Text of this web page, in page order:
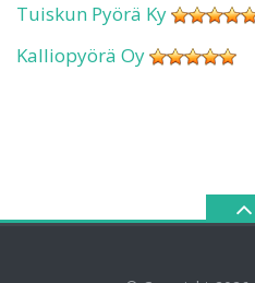
Tuiskun Pyörä Ky
Kalliopyörä Oy